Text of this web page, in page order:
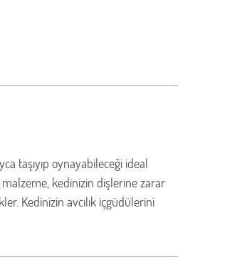
taşıyıp oynayabileceği ideal
kedinizin dişlerine zarar
Kedinizin avcılık içgüdülerini